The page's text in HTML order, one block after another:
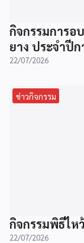
กิจกรรมการอ
ยาง ประจำปี
22/07/2026
ข่าวกิจกรรม
กิจกรรมพิธีไห
22/07/2026